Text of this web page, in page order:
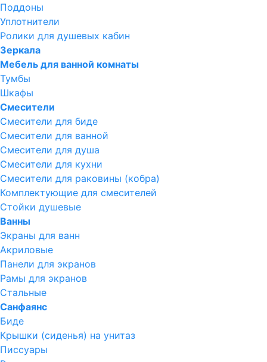
Поддоны
Уплотнители
Ролики для душевых кабин
Зеркала
Мебель для ванной комнаты
Тумбы
Шкафы
Смесители
Смесители для биде
Смесители для ванной
Смесители для душа
Смесители для кухни
Смесители для раковины (кобра)
Комплектующие для смесителей
Стойки душевые
Ванны
Экраны для ванн
Акриловые
Панели для экранов
Рамы для экранов
Стальные
Санфаянс
Биде
Крышки (сиденья) на унитаз
Писсуары